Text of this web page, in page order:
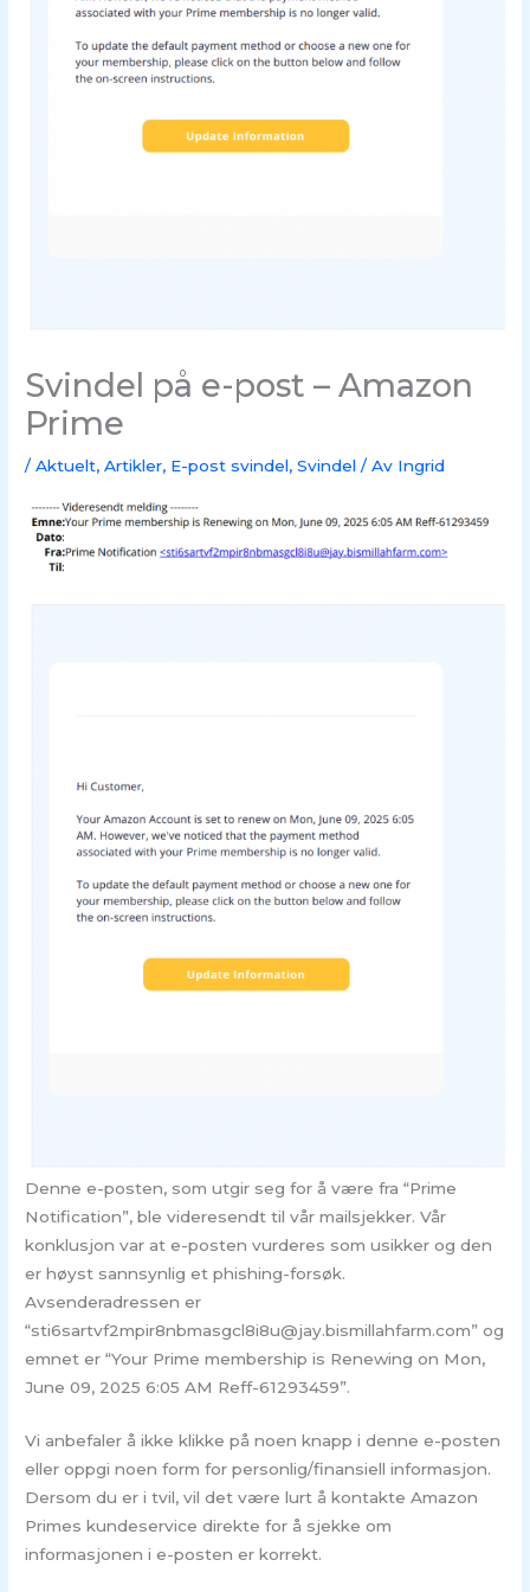
Svindel på e-post – Amazon
Prime
/Aktuelt,Artikler, E-post svindel,Svindel / Av Ingrid
Denne e-posten, som utgir seg for å være fra “Prime
Notification”, ble videresendt til vår mailsjekker. Vår
konklusjon var at e-posten vurderes som usikker og den
er høyst sannsynlig et phishing-forsøk.
Avsenderadressen er
“sti6sartvf2mpir8nbmasgcl8i8u@jay.bismillahfarm.com” og
emnet er “Your Prime membership is Renewing on Mon,
June 09, 2025 6:05 AM Reff-61293459”.
Vi anbefaler å ikke klikke på noen knapp i denne e-posten
eller oppgi noen form for personlig/finansiell informasjon.
Dersom du er i tvil, vil det være lurt å kontakte Amazon
Primes kundeservice direkte for å sjekke om
informasjonen i e-posten er korrekt.